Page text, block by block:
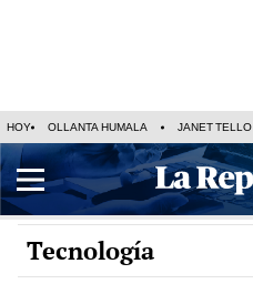
HOY OLLANTA HUMALA JANET TELLO
Tecnología